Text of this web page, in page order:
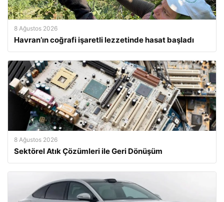
8 Ağustos 2026
Havran’ın coğrafi işaretli lezzetinde hasat başladı
8 Ağustos 2026
Sektörel Atık Çözümleri ile Geri Dönüşüm